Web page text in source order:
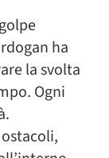
ha
la svolta
Ogni